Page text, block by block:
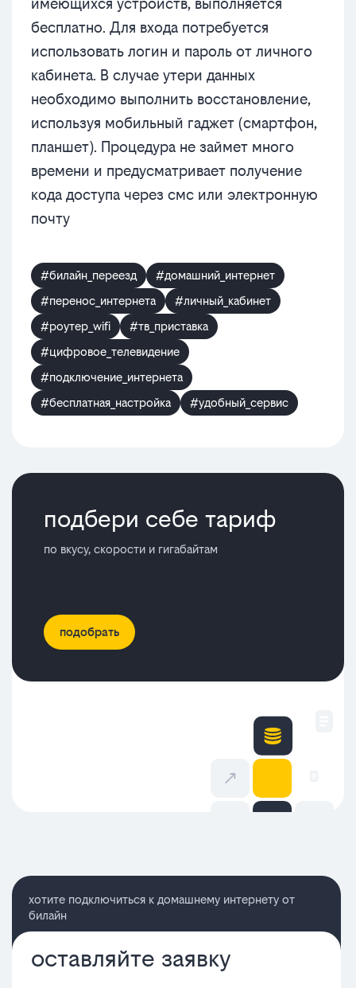
имеющихся устройств, выполняется
бесплатно. Для входа потребуется
использовать логин и пароль от личного
кабинета. В случае утери данных
необходимо выполнить восстановление,
используя мобильный гаджет (смартфон,
планшет). Процедура не займет много
времени и предусматривает получение
кода доступа через смс или электронную
почту
#билайн_переезд
#домашний_интернет
#перенос_интернета
#личный_кабинет
#роутер_wifi
#тв_приставка
#цифровое_телевидение
#подключение_интернета
#бесплатная_настройка
#удобный_сервис
подбери себе тариф
по вкусу, скорости и гигабайтам
подобрать
хотите подключиться к домашнему интернету от
билайн
оставляйте заявку